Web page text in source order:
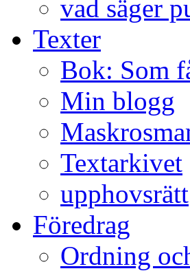
vad säger
Texter
Bok: Som
Min blogg
Textarkivet
upphovsrätt
Föredrag
Ordning